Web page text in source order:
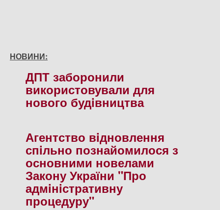
НОВИНИ:
ДПТ заборонили
використовували для
нового будiвництва
Агентство вiдновлення
спiльно познайомилося з
основними новелами
Закону України "Про
адмiнiстративну
процедуру"